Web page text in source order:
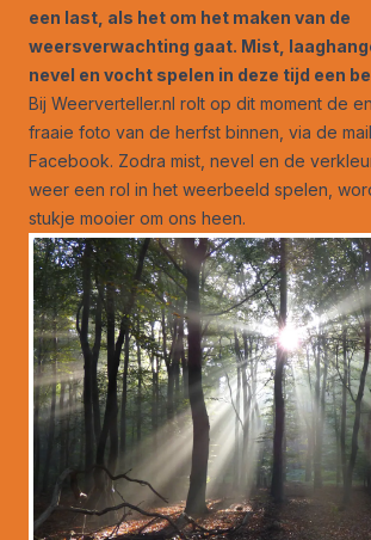
een last, als het om het maken van de
weersverwachting gaat. Mist,
nevel en vocht spelen in deze tijd een
Bij Weerverteller.nl rolt op dit moment de
fraaie foto van de herfst binnen, via de
Facebook. Zodra mist, nevel en de
weer een rol in het weerbeeld spelen,
stukje mooier om ons heen.